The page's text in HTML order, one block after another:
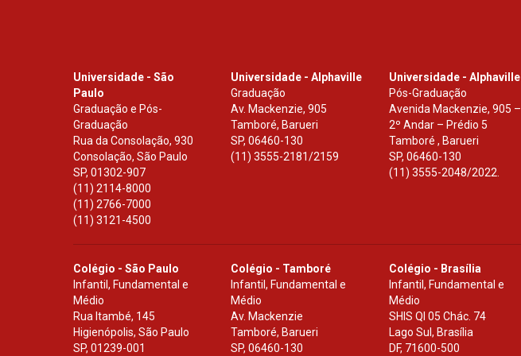
Universidade - São
Paulo
Graduação e Pós-
Graduação
Rua da Consolação, 930
Consolação, São Paulo
SP, 01302-907
(11) 2114-8000
(11) 2766-7000
(11) 3121-4500
Universidade - Alphaville
Graduação
Av. Mackenzie, 905
Tamboré, Barueri
SP,06460-130
(11) 3555-2181/2159
Universidade - Alphaville
Pós-Graduação
Avenida Mackenzie, 905 –
2º Andar – Prédio 5
Tamboré , Barueri
SP, 06460-130
(11) 3555-2048/2022.
Colégio - São Paulo
Infantil, Fundamental e
Médio
Rua Itambé, 145
Higienópolis, São Paulo
SP, 01239-001
Colégio - Tamboré
Infantil, Fundamental e
Médio
Av. Mackenzie
Tamboré, Barueri
SP,06460-130
Colégio - Brasília
Infantil, Fundamental e
Médio
SHIS Ql 05 Chác. 74
Lago Sul, Brasília
DF, 71600-500